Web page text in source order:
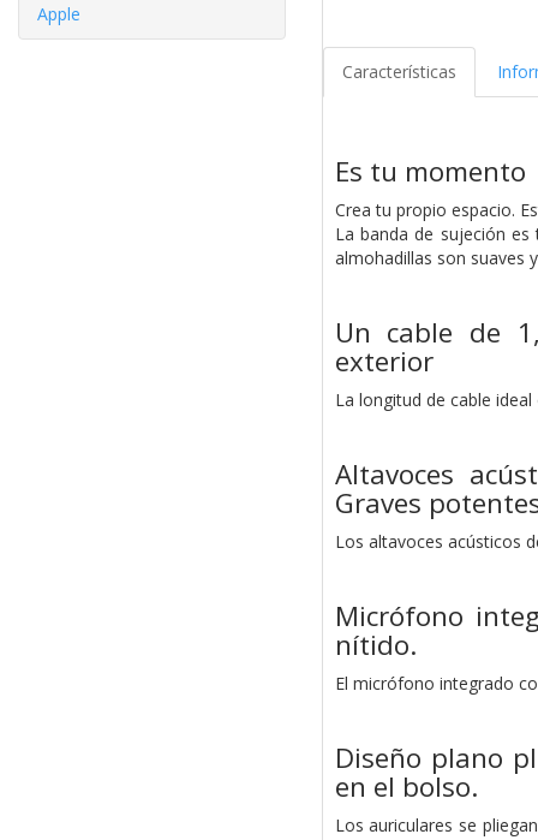
Apple
Características
Es tu momento
Crea tu propio espacio.
La banda de sujeción
almohadillas son suaves
Un cable de
exterior
La longitud de cable
Altavoces
Graves
Los altavoces acústicos
Micrófono
nítido.
El micrófono integrado
Diseño plano
en el bolso.
Los auriculares se